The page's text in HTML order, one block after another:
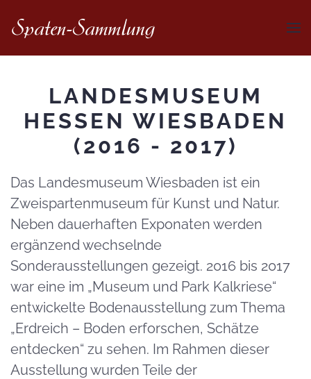
LANDESMUSEUM
HESSEN WIESBADEN
(2016 - 2017)
Das Landesmuseum Wiesbaden ist ein
Zweispartenmuseum für Kunst und Natur.
Neben dauerhaften Exponaten werden
ergänzend wechselnde
Sonderausstellungen gezeigt. 2016 bis 2017
war eine im „Museum und Park Kalkriese“
entwickelte Bodenausstellung zum Thema
„Erdreich – Boden erforschen, Schätze
entdecken“ zu sehen. Im Rahmen dieser
Ausstellung wurden Teile der